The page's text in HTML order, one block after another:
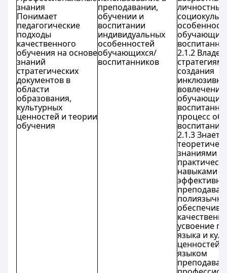
знания
Понимает
педагогические
подходы
качественного
обучения на основе
знаний
стратегических
документов в
области
образования,
культурных
ценностей и теории
обучения
преподавании,
обучении и
воспитании
индивидуальных
особенностей
обучающихся/
воспитанников
2.1.2
создания
вовлечения
процесс
воспитания.
2.1.3 Знает
знаниями и
навыками
усвоение
языка и
ценностей.
языком